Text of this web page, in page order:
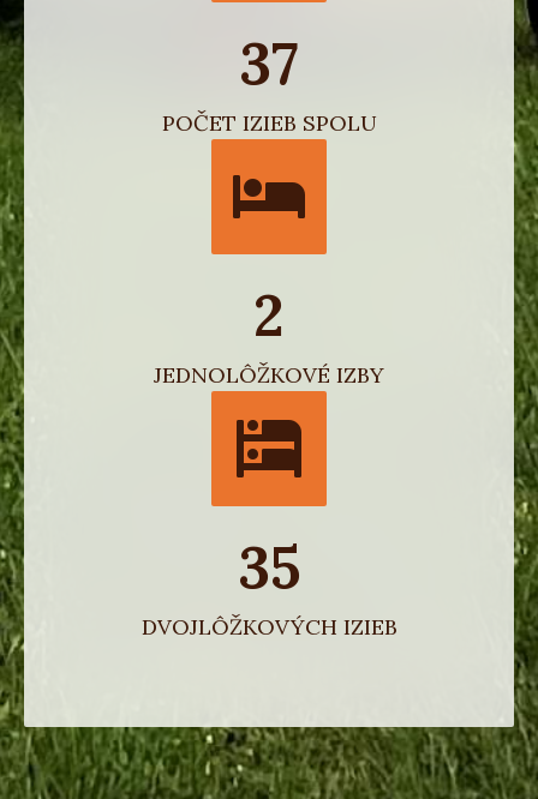
37
POČET IZIEB SPOLU
2
JEDNOLÔŽKOVÉ IZBY
35
DVOJLÔŽKOVÝCH IZIEB